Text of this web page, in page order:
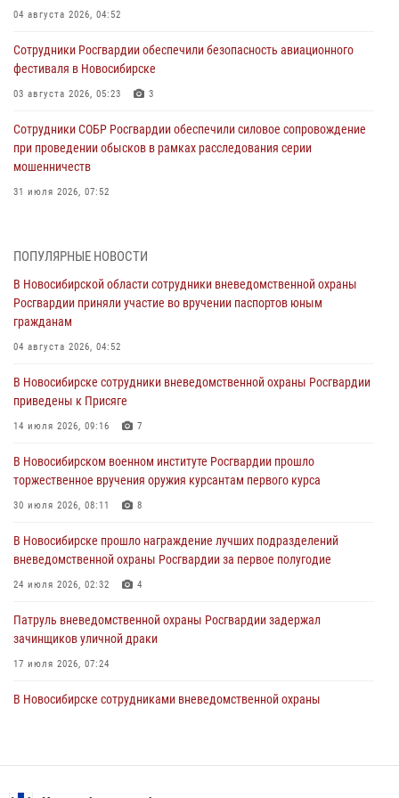
04 августа 2026, 04:52
Сотрудники Росгвардии обеспечили безопасность авиационного
фестиваля в Новосибирске
03 августа 2026, 05:23 3
Сотрудники СОБР Росгвардии обеспечили силовое сопровождение
при проведении обысков в рамках расследования серии
мошенничеств
31 июля 2026, 07:52
При силовой поддержке бойцов ОМОН и СОБР Росгвардии
пресечена деятельность группы лиц, причастных к мошенничеству
в сфере страхования
В Новосибирске сотрудниками вневедомственной охраны
Росгвардии задержан гражданин, находящийся в розыске
В Новосибирске военнослужащие отряда спецназа «Ермак»
Росгвардии провели занятия по беспарашютному десантированию
В Новосибирске военнослужащие Росгвардии почтили память детей
– жертв войны в Донбассе
ПОПУЛЯРНЫЕ НОВОСТИ
В Новосибирской области сотрудники вневедомственной охраны
Росгвардии приняли участие во вручении паспортов юным
гражданам
04 августа 2026, 04:52
В Новосибирске сотрудники вневедомственной охраны Росгвардии
приведены к Присяге
14 июля 2026, 09:16 7
В Новосибирском военном институте Росгвардии прошло
торжественное вручения оружия курсантам первого курса
30 июля 2026, 08:11 8
В Новосибирске прошло награждение лучших подразделений
вневедомственной охраны Росгвардии за первое полугодие
24 июля 2026, 02:32 4
Патруль вневедомственной охраны Росгвардии задержал
зачинщиков уличной драки
17 июля 2026, 07:24
В Новосибирске сотрудниками вневедомственной охраны